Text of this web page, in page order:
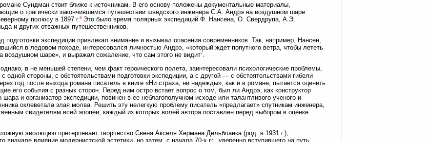
Сундман стоит ближе к источникам. В его основу положены документальные материалы,
о трагически закончившемся путешествии шведского инженера С.А. Андрэ на воздушном шаре
полюсу в 1897 г. 6 Это было время полярных экспедиций Ф. Нансена, О. Свердрупа, А.Э.
и других отважных путешественников.
подготовки экспедиции привлекал внимание и вызывал опасения современников. Так, например, Нансен,
в ледовом походе, интересовался личностью Андрэ, «который ждет попутного ветра, чтобы лететь
воздушном шаре», и выражал сожаление, что сам этого не видит7.
в не меньшей степени, чем факт героического полета, заинтересовали психологические проблемы,
одной стороны, с обстоятельствами подготовки экспедиции, а с другой — с обстоятельствами гибели
год после выхода романа писатель в книге «Ни страха, ни надежды», как и в романе, пытается оценить
его события с разных сторон. Перед ним остро встает вопрос о том, был ли Андрэ, как конструктор
шара и организатор экспедиции, повинен в ее неблагополучном исходе или талантливого ученого и
оклеветала злая молва. Решить эту нелегкую проблему писатель «предлагает» спутникам инженера,
свидетелям всей эпопеи, каждый из которых волей автора поставлен перед выбором в оценке
эволюцию претерпевает творчество Свена Акселя Хермана Дельбланка (род. в 1931 г.),
вначале влияние модернистской эстетики, но затем, с начала 70-х гг., уверенно вступившего на путь